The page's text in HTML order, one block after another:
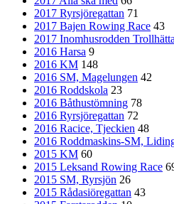
2017 Ryrsjöregattan 71
2017 Bajen Rowing Race 43
2017 Inomhusrodden
2016 Harsa 9
2016 KM 148
2016 SM, Magelungen 42
2016 Roddskola 23
2016 Båthustömning 78
2016 Ryrsjöregattan 72
2016 Racice, Tjeckien 48
2016 Roddmaskins-SM,
2015 KM 60
2015 Leksand Rowing Race
2015 SM, Ryrsjön 26
2015 Rådasiöregattan 43